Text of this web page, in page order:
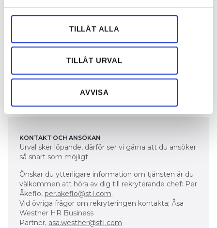
för sociala medier och analysera vår trafik. Vi
vidarebefordrar även sådana identifierare och annan
annons- och analysföretag som vi samarbetar med.
Dessa kan i sin tur kombinera informationen med annan
information som du har tillhandahållit eller som de har
samlat in när du har använt deras tjänster.
TILLÅT ALLA
TILLÅT URVAL
AVVISA
roliga saker tillsammans
På vår karriärsida kan du läsa mer om hur det är att
KONTAKT OCH ANSÖKAN
Urval sker löpande, därför ser vi gärna att du ansöker
så snart som möjligt.
Önskar du ytterligare information om tjänsten är du
välkommen att höra av dig till rekryterande chef: Per
Åkeflo, per.akeflo@st1.com.
Vid övriga frågor om rekryteringen kontakta; Åsa
Westher HR Business
Partner, asa.westher@st1.com